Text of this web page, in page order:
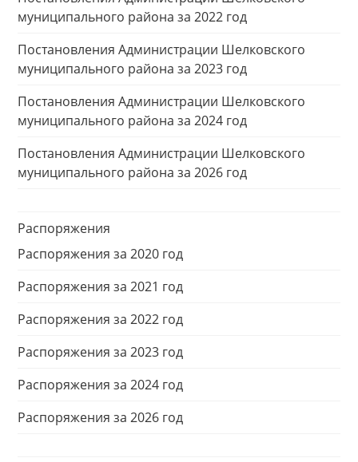
муниципального района за 2022 год
Постановления Администрации Шелковского
муниципального района за 2023 год
Постановления Администрации Шелковского
муниципального района за 2024 год
Постановления Администрации Шелковского
муниципального района за 2026 год
Распоряжения
Распоряжения за 2020 год
Распоряжения за 2021 год
Распоряжения за 2022 год
Распоряжения за 2023 год
Распоряжения за 2024 год
Распоряжения за 2026 год